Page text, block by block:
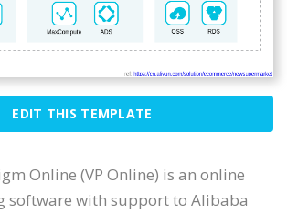
EDIT THIS TEMPLATE
Online (VP Online) is an online
software with support to Alibaba